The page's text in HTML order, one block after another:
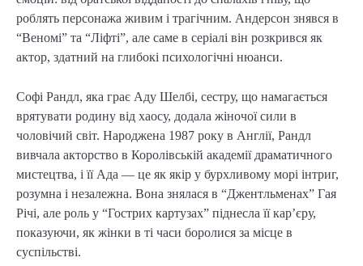
роблять персонажа живим і трагічним. Андерсон знявся в
“Веномі” та “Ліфті”, але саме в серіалі він розкрився як
актор, здатний на глибокі психологічні нюанси.
Софі Рандл, яка грає Аду Шелбі, сестру, що намагається
врятувати родину від хаосу, додала жіночої сили в
чоловічий світ. Народжена 1987 року в Англії, Рандл
вивчала акторство в Королівській академії драматичного
мистецтва, і її Ада — це як якір у бурхливому морі інтриг,
розумна і незалежна. Вона знялася в “Джентльменах” Гая
Річі, але роль у “Гострих картузах” піднесла її кар’єру,
показуючи, як жінки в ті часи боролися за місце в
суспільстві.